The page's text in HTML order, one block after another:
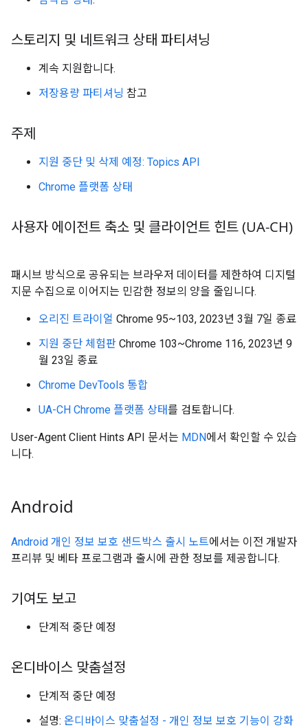
스토리지 및 네트워크 상태 파티셔닝
계속 지원합니다.
저장용량 파티셔닝 참고
주제
지원 중단 및 삭제 예정: Topics API
Chrome 플랫폼 상태
사용자 에이전트 축소 및 클라이언트 힌트 (UA-CH)
패시브 방식으로 공유되는 브라우저 데이터를 제한하여 디지털
지문 수집으로 이어지는 민감한 정보의 양을 줄입니다.
오리진 트라이얼 Chrome 95~103, 2023년 3월 7일 종료
지원 중단 체험판 Chrome 103~Chrome 116, 2023년 9
월 23일 종료
Chrome DevTools 통합
UA-CH Chrome 플랫폼 상태를 검토합니다.
User-Agent Client Hints API 문서는 MDN에서 확인할 수 있습
니다.
Android
Android 개인 정보 보호 샌드박스 출시 노트에서는 이전 개발자
프리뷰 및 베타 프로그램과 출시에 관한 정보를 제공합니다.
기여도 보고
단계적 중단 예정
온디바이스 맞춤설정
단계적 중단 예정
설명: 온디바이스 맞춤설정 - 개인 정보 보호 기능이 강화